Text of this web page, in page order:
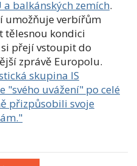
a balkánských zemích.
umožňuje verbířům
tělesnou kondici
přejí vstoupit do
zprávě Europolu.
skupina IS
uvážení" po celé
přizpůsobili svoje